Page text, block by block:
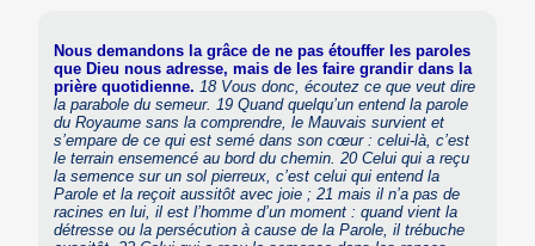
Nous demandons la grâce de ne pas étouffer les paroles
que Dieu nous adresse, mais de les faire grandir dans la
prière quotidienne. 18 Vous donc, écoutez ce que veut dire
la parabole du semeur. 19 Quand quelqu’un entend la parole
du Royaume sans la comprendre, le Mauvais survient et
s’empare de ce qui est semé dans son cœur : celui-là, c’est
le terrain ensemencé au bord du chemin. 20 Celui qui a reçu
la semence sur un sol pierreux, c’est celui qui entend la
Parole et la reçoit aussitôt avec joie ; 21 mais il n’a pas de
racines en lui, il est l’homme d’un moment : quand vient la
détresse ou la persécution à cause de la Parole, il trébuche